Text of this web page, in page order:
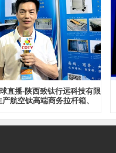
直播-陕西致钛行远科技有限
航空钛高端商务拉杆箱、
及钛铆钉及箱饰功能，欢